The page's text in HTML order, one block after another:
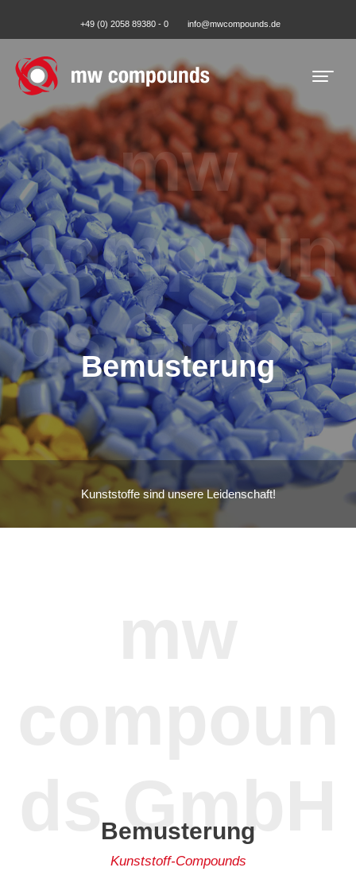
+49 (0) 2058 89380 - 0 info@mwcompounds.de
mw
compoun
ds GmbH
Bemusterung
Kunststoffe sind unsere Leidenschaft!
ds GmbH
Bemusterung
Kunststoff-Compounds